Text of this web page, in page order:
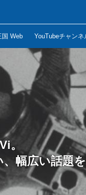
国 Web YouTubeチャンネ
。
幅広い話題